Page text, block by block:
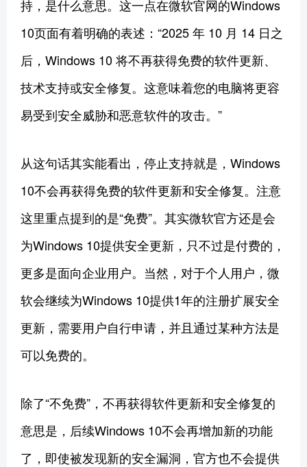
持，是什么意思。这一点在微软官网的Windows
10页面有着明确的表述：“2025 年 10 月 14 日之
后，Windows 10 将不再获得免费的软件更新、
技术支持或安全修复。这意味着您的电脑将更容
易受到安全威胁和恶意软件的攻击。”
从这句话其实能看出，停止支持就是，Windows
10不会再获得免费的软件更新和安全修复。注意
这里重点提到的是“免费”。其实微软官方还是会
为Windows 10提供安全更新，只不过是付费的，
更多是面向企业用户。当然，对于个人用户，微
软会继续为Windows 10提供1年的注册扩展安全
更新，需要用户自行申请，并且通过某种方法是
可以免费的。
除了“不免费”，不再获得软件更新和安全修复的
意思是，后续Windows 10不会再增加新的功能
了，即使被发现新的安全漏洞，官方也不会提供